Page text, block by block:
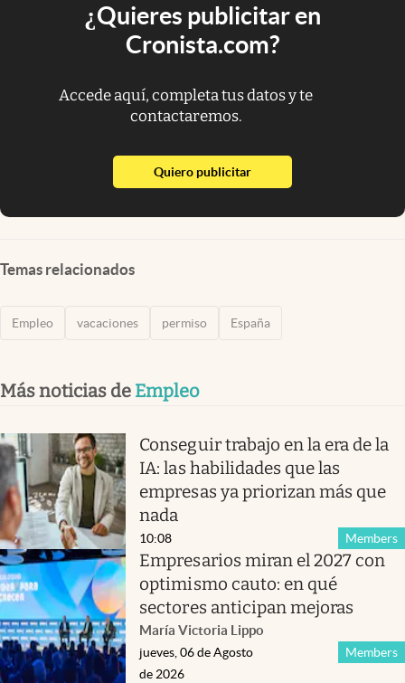
¿Quieres publicitar en
Cronista.com?
Accede aquí, completa tus datos y te
contactaremos.
Quiero publicitarabre en nueva pestaña
Temas relacionados
Empleo vacaciones permiso España
Más noticias de Empleo
Conseguir trabajo en la era de la
IA: las habilidades que las
empresas ya priorizan más que
nada
Members
10:08
Empresarios miran el 2027 con
optimismo cauto: en qué
sectores anticipan mejoras
María Victoria Lippo
Members
jueves, 06 de Agosto
de 2026